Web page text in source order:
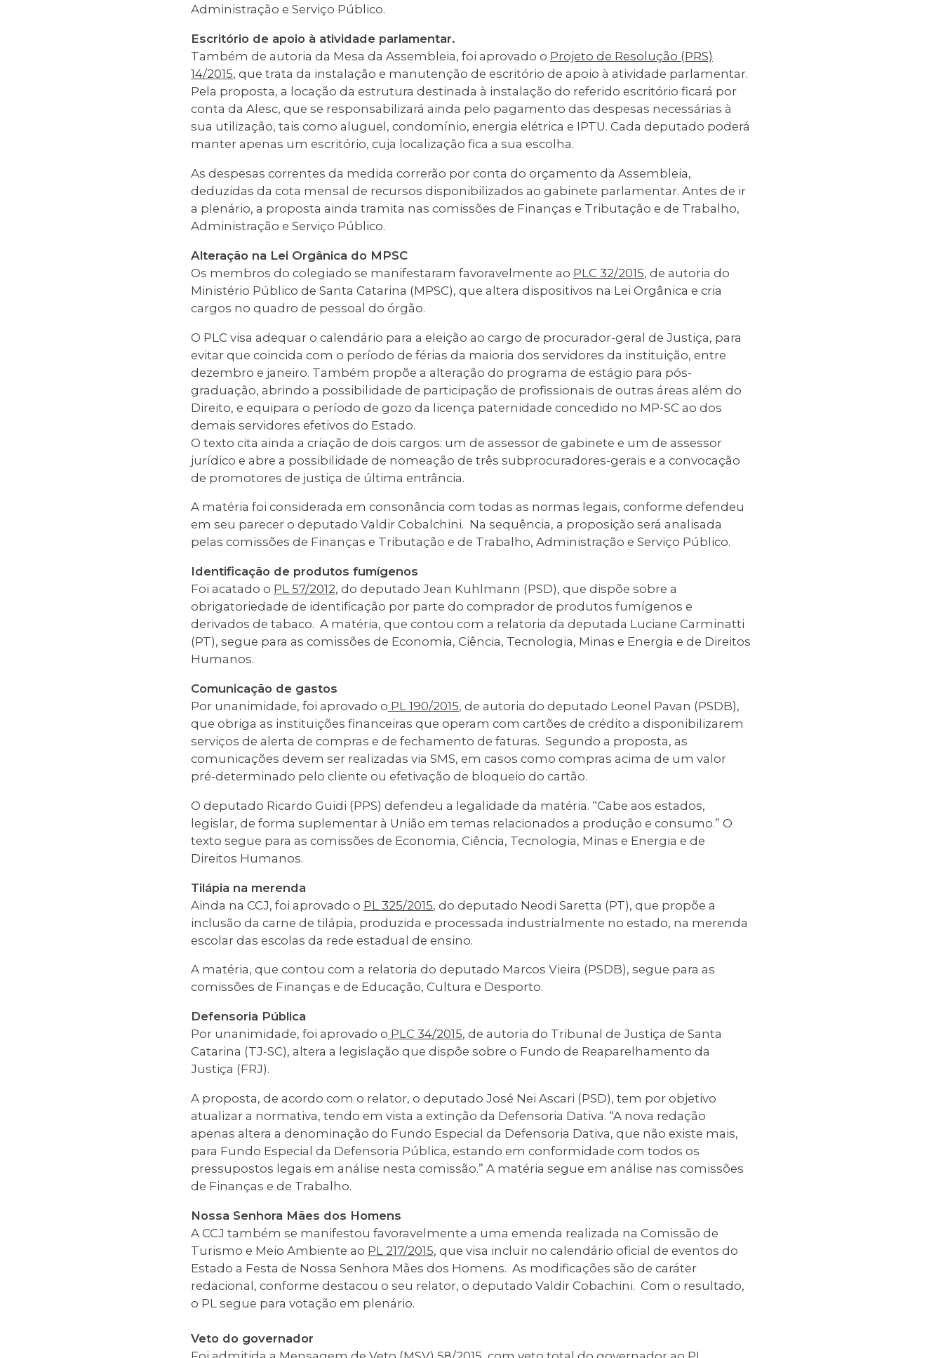
Administração e Serviço Público.
Escritório de apoio à atividade parlamentar.
Também de autoria da Mesa da Assembleia, foi aprovado o Projeto de Resolução (PRS)
14/2015, que trata da instalação e manutenção de escritório de apoio à atividade parlamentar.
Pela proposta, a locação da estrutura destinada à instalação do referido escritório ficará por
conta da Alesc, que se responsabilizará ainda pelo pagamento das despesas necessárias à
sua utilização, tais como aluguel, condomínio, energia elétrica e IPTU. Cada deputado poderá
manter apenas um escritório, cuja localização fica a sua escolha.
As despesas correntes da medida correrão por conta do orçamento da Assembleia,
deduzidas da cota mensal de recursos disponibilizados ao gabinete parlamentar. Antes de ir
a plenário, a proposta ainda tramita nas comissões de Finanças e Tributação e de Trabalho,
Administração e Serviço Público.
Alteração na Lei Orgânica do MPSC
Os membros do colegiado se manifestaram favoravelmente ao PLC 32/2015, de autoria do
Ministério Público de Santa Catarina (MPSC), que altera dispositivos na Lei Orgânica e cria
cargos no quadro de pessoal do órgão.
O PLC visa adequar o calendário para a eleição ao cargo de procurador-geral de Justiça, para
evitar que coincida com o período de férias da maioria dos servidores da instituição, entre
dezembro e janeiro. Também propõe a alteração do programa de estágio para pós-
graduação, abrindo a possibilidade de participação de profissionais de outras áreas além do
Direito, e equipara o período de gozo da licença paternidade concedido no MP-SC ao dos
demais servidores efetivos do Estado.
O texto cita ainda a criação de dois cargos: um de assessor de gabinete e um de assessor
jurídico e abre a possibilidade de nomeação de três subprocuradores-gerais e a convocação
de promotores de justiça de última entrância.
A matéria foi considerada em consonância com todas as normas legais, conforme defendeu
em seu parecer o deputado Valdir Cobalchini. Na sequência, a proposição será analisada
pelas comissões de Finanças e Tributação e de Trabalho, Administração e Serviço Público.
Identificação de produtos fumígenos
Foi acatado o PL 57/2012, do deputado Jean Kuhlmann (PSD), que dispõe sobre a
obrigatoriedade de identificação por parte do comprador de produtos fumígenos e
derivados de tabaco. A matéria, que contou com a relatoria da deputada Luciane Carminatti
(PT), segue para as comissões de Economia, Ciência, Tecnologia, Minas e Energia e de Direitos
Humanos.
Comunicação de gastos
Por unanimidade, foi aprovado o PL 190/2015, de autoria do deputado Leonel Pavan (PSDB),
que obriga as instituições financeiras que operam com cartões de crédito a disponibilizarem
serviços de alerta de compras e de fechamento de faturas. Segundo a proposta, as
comunicações devem ser realizadas via SMS, em casos como compras acima de um valor
pré-determinado pelo cliente ou efetivação de bloqueio do cartão.
O deputado Ricardo Guidi (PPS) defendeu a legalidade da matéria. “Cabe aos estados,
legislar, de forma suplementar à União em temas relacionados a produção e consumo.” O
texto segue para as comissões de Economia, Ciência, Tecnologia, Minas e Energia e de
Direitos Humanos.
Tilápia na merenda
Ainda na CCJ, foi aprovado o PL 325/2015, do deputado Neodi Saretta (PT), que propõe a
inclusão da carne de tilápia, produzida e processada industrialmente no estado, na merenda
escolar das escolas da rede estadual de ensino.
A matéria, que contou com a relatoria do deputado Marcos Vieira (PSDB), segue para as
comissões de Finanças e de Educação, Cultura e Desporto.
Defensoria Pública
Por unanimidade, foi aprovado o PLC 34/2015, de autoria do Tribunal de Justiça de Santa
Catarina (TJ-SC), altera a legislação que dispõe sobre o Fundo de Reaparelhamento da
Justiça (FRJ).
A proposta, de acordo com o relator, o deputado José Nei Ascari (PSD), tem por objetivo
atualizar a normativa, tendo em vista a extinção da Defensoria Dativa. “A nova redação
apenas altera a denominação do Fundo Especial da Defensoria Dativa, que não existe mais,
para Fundo Especial da Defensoria Pública, estando em conformidade com todos os
pressupostos legais em análise nesta comissão.” A matéria segue em análise nas comissões
de Finanças e de Trabalho.
Nossa Senhora Mães dos Homens
A CCJ também se manifestou favoravelmente a uma emenda realizada na Comissão de
Turismo e Meio Ambiente ao PL 217/2015, que visa incluir no calendário oficial de eventos do
Estado a Festa de Nossa Senhora Mães dos Homens. As modificações são de caráter
redacional, conforme destacou o seu relator, o deputado Valdir Cobachini. Com o resultado,
o PL segue para votação em plenário.
Veto do governador